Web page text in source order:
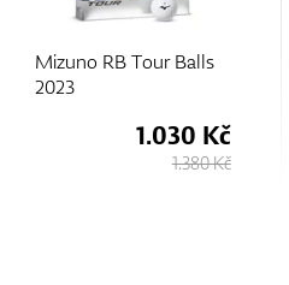
Mizuno RB Tour Balls
2023
1.030 Kč
1.380 Kč